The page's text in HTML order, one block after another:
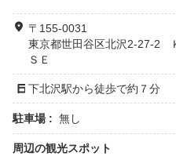
〒155-0031
東京都世田谷区北沢2-27-2
ＳＥ
下北沢駅から徒歩で約７分
駐車場 : 無し
周辺の観光スポット